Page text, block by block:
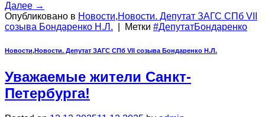
Далее →
Опубликовано в Новости,Новости. Депутат ЗАГС СПб VII
созыва Бондаренко Н.Л.
Метки #ДепутатБондаренко
Новости,Новости. Депутат ЗАГС СПб VII созыва Бондаренко Н.Л.
Уважаемые жители Санкт-
Петербурга!